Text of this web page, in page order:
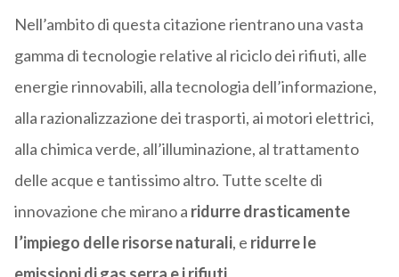
Nell’ambito di questa citazione rientrano una vasta
gamma di tecnologie relative al riciclo dei rifiuti, alle
energie rinnovabili, alla tecnologia dell’informazione,
alla razionalizzazione dei trasporti, ai motori elettrici,
alla chimica verde, all’illuminazione, al trattamento
delle acque e tantissimo altro. Tutte scelte di
innovazione che mirano a ridurre drasticamente
l’impiego delle risorse naturali, e ridurre le